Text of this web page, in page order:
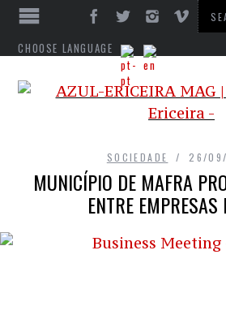
CHOOSE LANGUAGE
SOCIEDADE 26/
MUNICÍPIO DE MAFRA
ENTRE EMPRESAS